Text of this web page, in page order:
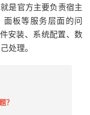
是官方主要负责宿主
板等服务层面的问
安装、系统配置、数
处理。
？